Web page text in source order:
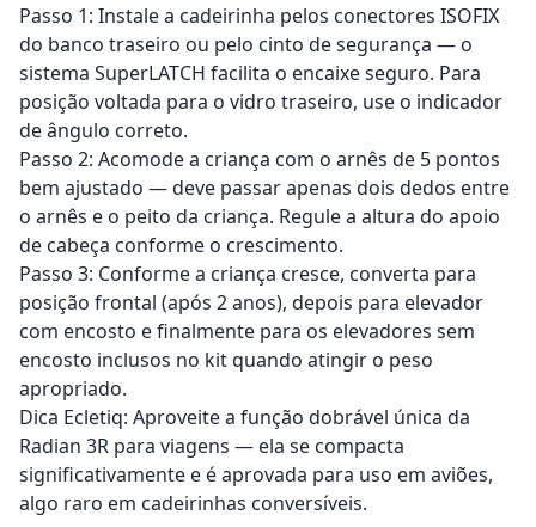
Passo 1: Instale a cadeirinha pelos conectores ISOFIX
do banco traseiro ou pelo cinto de segurança — o
sistema SuperLATCH facilita o encaixe seguro. Para
posição voltada para o vidro traseiro, use o indicador
de ângulo correto.
Passo 2: Acomode a criança com o arnês de 5 pontos
bem ajustado — deve passar apenas dois dedos entre
o arnês e o peito da criança. Regule a altura do apoio
de cabeça conforme o crescimento.
Passo 3: Conforme a criança cresce, converta para
posição frontal (após 2 anos), depois para elevador
com encosto e finalmente para os elevadores sem
encosto inclusos no kit quando atingir o peso
apropriado.
Dica Ecletiq: Aproveite a função dobrável única da
Radian 3R para viagens — ela se compacta
significativamente e é aprovada para uso em aviões,
algo raro em cadeirinhas conversíveis.
Adicionar ao carrinho